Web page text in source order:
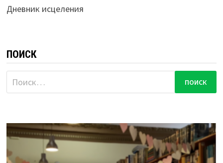
Дневник исцеления
ПОИСК
Найти: